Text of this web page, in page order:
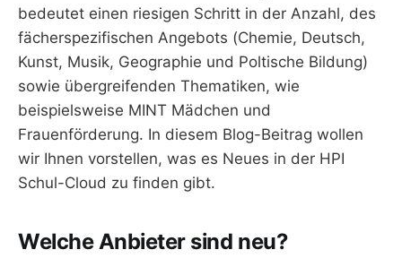
bedeutet einen riesigen Schritt in der Anzahl, des
fächerspezifischen Angebots (Chemie, Deutsch,
Kunst, Musik, Geographie und Poltische Bildung)
sowie übergreifenden Thematiken, wie
beispielsweise MINT Mädchen und
Frauenförderung. In diesem Blog-Beitrag wollen
wir Ihnen vorstellen, was es Neues in der HPI
Schul-Cloud zu finden gibt.
Welche Anbieter sind neu?